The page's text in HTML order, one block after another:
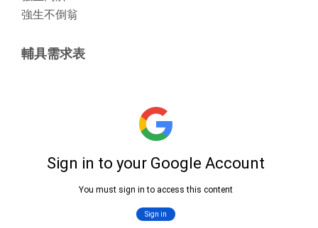
強生不倒翁
輔具需求表